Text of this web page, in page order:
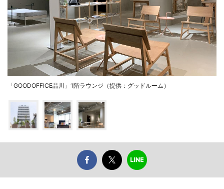
「GOODOFFICE品川」1階ラウンジ（提供：グッドルーム）